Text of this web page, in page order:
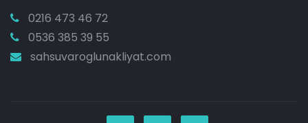
0216 473 46 72
0536 385 39 55
sahsuvaroglunakliyat.com